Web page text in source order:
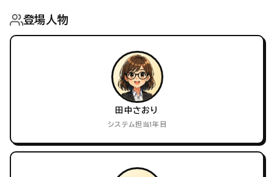
登場人物
田中さおり
システム担当1年目